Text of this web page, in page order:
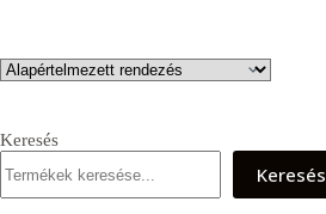
Keresés
Keresés